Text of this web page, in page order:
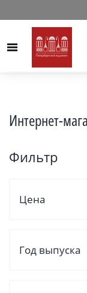
Menu
Интернет-
Фильтр
Цена
Год выпуска